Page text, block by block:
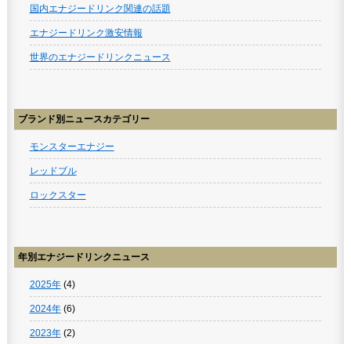
国内エナジードリンク関連の話題
エナジードリンク激安情報
世界のエナジードリンクニュース
ブランド別ニュースカテゴリー
モンスターエナジー
レッドブル
ロックスター
年別エナジードリンクニュース
2025年(4)
2024年(6)
2023年(2)